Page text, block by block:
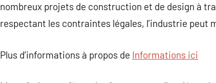
nombreux projets de construction et de design à
respectant les contraintes légales, l’industrie peut
Plus d’informations à propos de Informations ici